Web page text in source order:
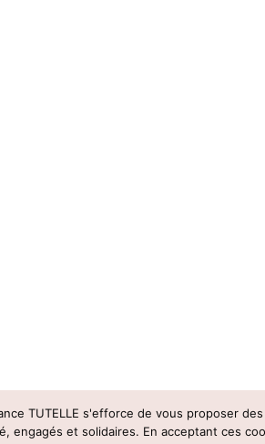
TUTELLE s'efforce de vous proposer
engagés et solidaires. En acceptant ces